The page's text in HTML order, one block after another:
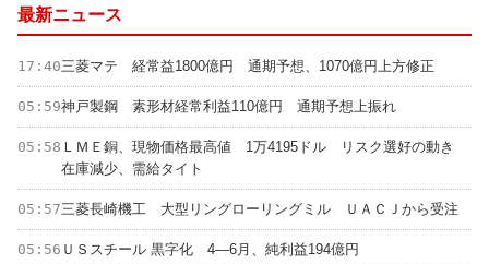
最新ニュース
17:40三菱マテ 経常益1800億円 通期予想、1070億円上方修正
05:59神戸製鋼 素形材経常利益110億円 通期予想上振れ
05:58 ＬＭＥ銅、現物価格最高値 1万4195ドル リスク選好の動き
在庫減少、需給タイト
05:57三菱長崎機工 大型リングローリングミル ＵＡＣＪから受注
05:56 ＵＳスチール 黒字化 4―6月、純利益194億円